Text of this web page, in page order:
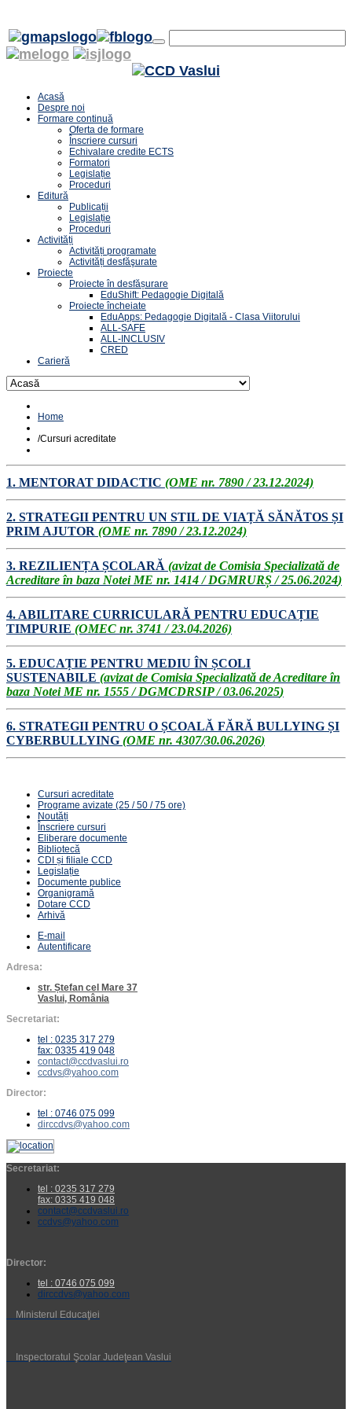
Acasă
Despre noi
Formare continuă
Oferta de formare
Înscriere cursuri
Echivalare credite ECTS
Formatori
Legislație
Proceduri
Editură
Publicații
Legislație
Proceduri
Activități
Activități programate
Activități desfăşurate
Proiecte
Proiecte în desfășurare
EduShift: Pedagogie Digitală
Proiecte încheiate
EduApps: Pedagogie Digitală - Clasa Viitorului
ALL-SAFE
ALL-INCLUSIV
CRED
Carieră
Home
/Cursuri acreditate
1. MENTORAT DIDACTIC (OME nr. 7890 / 23.12.2024)
2. STRATEGII PENTRU UN STIL DE VIAȚĂ SĂNĂTOS ȘI
PRIM AJUTOR (OME nr. 7890 / 23.12.2024)
3. REZILIENȚA ȘCOLARĂ (avizat de Comisia Specializată de
Acreditare în baza Notei ME nr. 1414 / DGMRURȘ / 25.06.2024)
4. ABILITARE CURRICULARĂ PENTRU EDUCAȚIE
TIMPURIE (OMEC nr. 3741 / 23.04.2026)
5. EDUCAȚIE PENTRU MEDIU ÎN ȘCOLI
SUSTENABILE (avizat de Comisia Specializată de Acreditare în
baza Notei ME nr. 1555 / DGMCDRSIP / 03.06.2025)
6. STRATEGII PENTRU O ȘCOALĂ FĂRĂ BULLYING ȘI
CYBERBULLYING (OME nr. 4307/30.06.2026)
Cursuri acreditate
Programe avizate (25 / 50 / 75 ore)
Noutăți
Înscriere cursuri
Eliberare documente
Bibliotecă
CDI și filiale CCD
Legislație
Documente publice
Organigramă
Dotare CCD
Arhivă
E-mail
Autentificare
Adresa:
str. Ștefan cel Mare 37
Vaslui, România
Secretariat:
tel : 0235 317 279
fax: 0335 419 048
contact@ccdvaslui.ro
ccdvs@yahoo.com
Director:
tel : 0746 075 099
dirccdvs@yahoo.com
Secretariat:
tel : 0235 317 279
fax: 0335 419 048
contact@ccdvaslui.ro
ccdvs@yahoo.com
Director:
tel : 0746 075 099
dirccdvs@yahoo.com
Ministerul Educaţiei
Inspectoratul Şcolar Judeţean Vaslui